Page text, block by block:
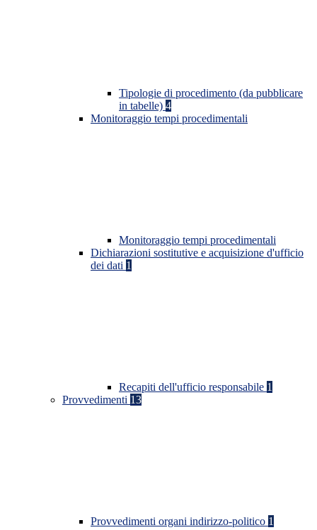
Tipologie di procedimento (da pubblicare
in tabelle) 4
Monitoraggio tempi procedimentali
Monitoraggio tempi procedimentali
Dichiarazioni sostitutive e acquisizione d'ufficio
dei dati 1
Recapiti dell'ufficio responsabile 1
Provvedimenti 13
Provvedimenti organi indirizzo-politico 1